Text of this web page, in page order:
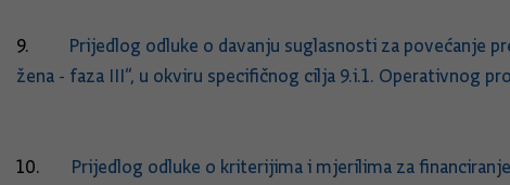
9. Prijedlog odluke o davanju suglasnosti za povećanje
žena - faza III“, u okviru specifičnog cilja 9.i.1. Operativnog
10. Prijedlog odluke o kriterijima i mjerilima za